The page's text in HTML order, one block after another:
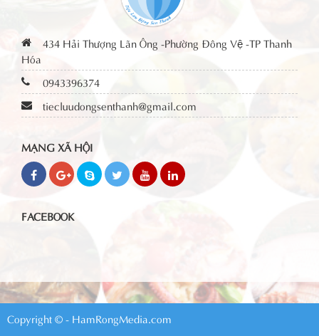
434 Hải Thượng Lãn Ông -Phường Đông Vệ -TP Thanh
Hóa
0943396374
tiecluudongsenthanh@gmail.com
MẠNG XÃ HỘI
FACEBOOK
Copyright © - HamRongMedia.com